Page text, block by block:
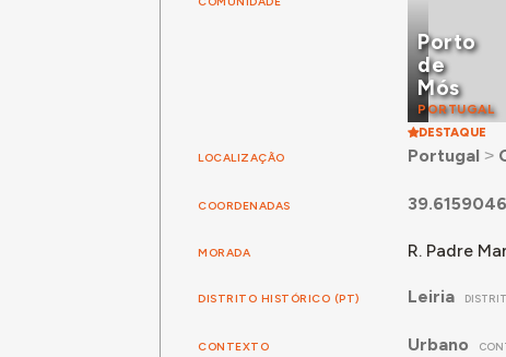
Porto
de
Mós
PORTUGAL
DESTAQUE
LOCALIZAÇÃO Portugal ˃
COORDENADAS
MORADA R. Padre
DISTRITO HISTÓRICO (PT) Leiria
CONTEXTO Urbano